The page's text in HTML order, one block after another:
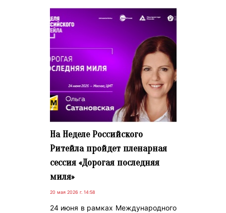
На Неделе Российского
Ритейла пройдет пленарная
сессия «Дорогая последняя
миля»
20 мая 2026 г. 14:58
24 июня в рамках Международного